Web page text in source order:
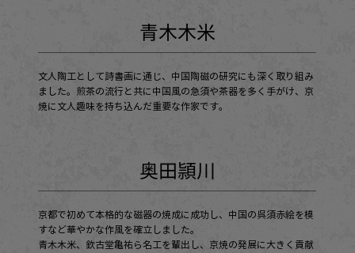
青木木米
文人陶工として詩書画に通じ、中国陶磁の研究にも深く取り組み
ました。煎茶の流行と共に中国風の急須や茶器を多く手がけ、京
焼に文人趣味を持ち込んだ重要な作家です。
奥田頴川
京都で初めて本格的な磁器の焼成に成功し、中国の呉須赤絵を模
すなど華やかな作風を確立しました。
青木木米、欽古堂亀祐ら名工を輩出し、京焼の発展に大きく貢献